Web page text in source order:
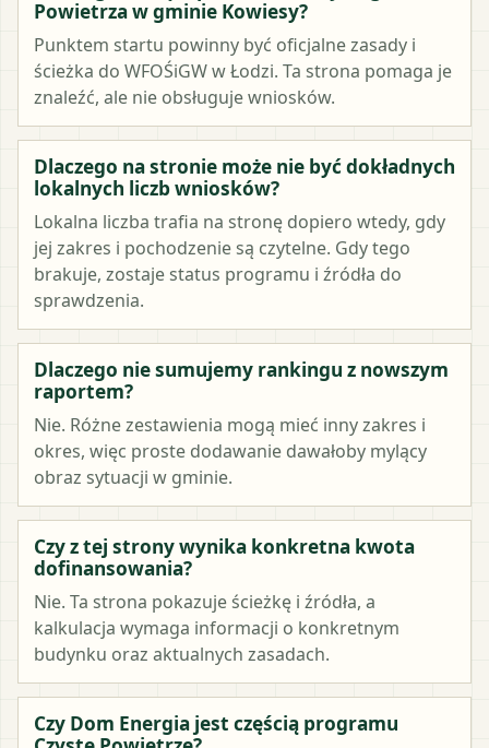
Powietrza w gminie Kowiesy?
Punktem startu powinny być oficjalne zasady i
ścieżka do WFOŚiGW w Łodzi. Ta strona pomaga je
znaleźć, ale nie obsługuje wniosków.
Dlaczego na stronie może nie być dokładnych
lokalnych liczb wniosków?
Lokalna liczba trafia na stronę dopiero wtedy, gdy
jej zakres i pochodzenie są czytelne. Gdy tego
brakuje, zostaje status programu i źródła do
sprawdzenia.
Dlaczego nie sumujemy rankingu z nowszym
raportem?
Nie. Różne zestawienia mogą mieć inny zakres i
okres, więc proste dodawanie dawałoby mylący
obraz sytuacji w gminie.
Czy z tej strony wynika konkretna kwota
dofinansowania?
Nie. Ta strona pokazuje ścieżkę i źródła, a
kalkulacja wymaga informacji o konkretnym
budynku oraz aktualnych zasadach.
Czy Dom Energia jest częścią programu